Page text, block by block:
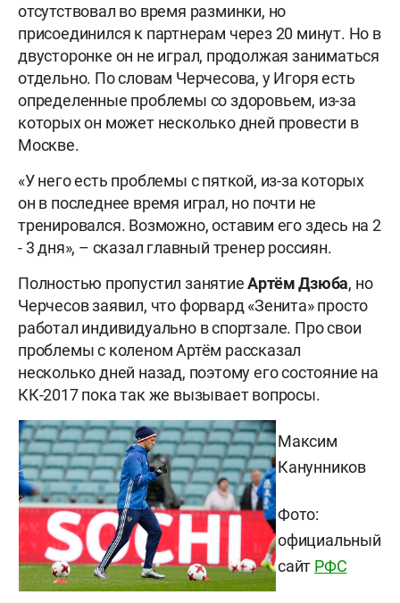
отсутствовал во время разминки, но
присоединился к партнерам через 20 минут. Но в
двусторонке он не играл, продолжая заниматься
отдельно. По словам Черчесова, у Игоря есть
определенные проблемы со здоровьем, из-за
которых он может несколько дней провести в
Москве.
«У него есть проблемы с пяткой, из-за которых
он в последнее время играл, но почти не
тренировался. Возможно, оставим его здесь на 2
- 3 дня», – сказал главный тренер россиян.
Полностью пропустил занятиеАртёмДзюба, но
Черчесов заявил, что форвард «Зенита» просто
работал индивидуально в спортзале. Про свои
проблемы с коленом Артём рассказал
несколько дней назад, поэтому его состояние на
КК-2017 пока так же вызывает вопросы.
Максим
Канунников
Фото:
официальный
сайт РФС